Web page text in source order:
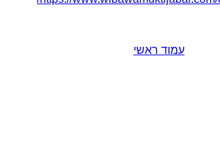
עמוד ראשי